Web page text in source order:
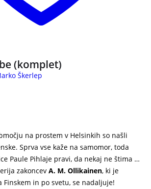
(komplet)
Škerlep
na prostem v Helsinkih so našli
Sprva vse kaže na samomor, toda
Paule Pihlaje pravi, da nekaj ne štima …
zakoncev A. M. Ollikainen, ki je
Finskem in po svetu, se nadaljuje!